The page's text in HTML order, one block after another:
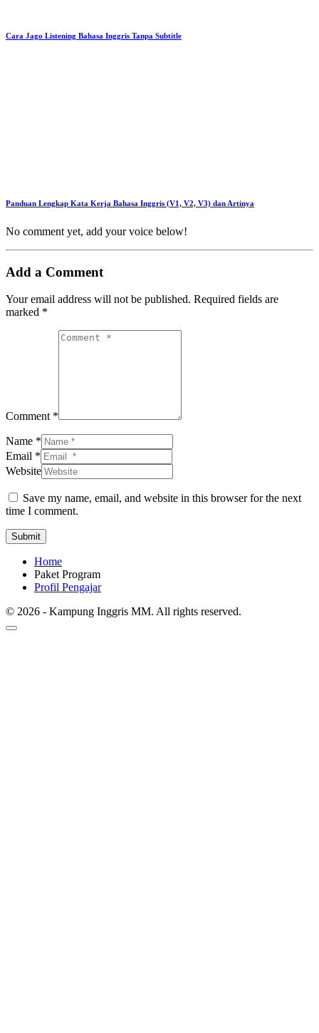
Cara Jago Listening Bahasa Inggris Tanpa Subtitle
Panduan Lengkap Kata Kerja Bahasa Inggris (V1, V2, V3) dan Artinya
No comment yet, add your voice below!
Add a Comment
Your email address will not be published. Required fields are
marked *
Comment *
Name *
Email *
Website
Save my name, email, and website in this browser for the next
time I comment.
Submit
Home
Paket Program
Profil Pengajar
© 2026 - Kampung Inggris MM. All rights reserved.